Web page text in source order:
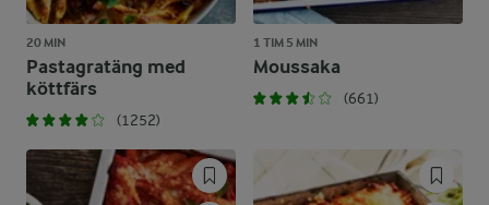
20 MIN
Pastagratäng med
köttfärs
(1252)
1 TIM 5 MIN
Moussaka
(661)